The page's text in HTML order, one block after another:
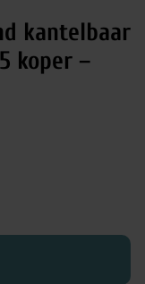
kantelbaar
koper –